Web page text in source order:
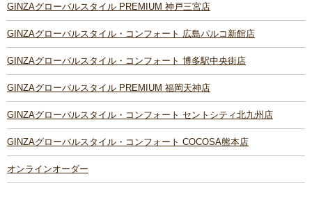
GINZAグローバルスタイル PREMIUM 神戸三宮店
GINZAグローバルスタイル・コンフォート 広島パルコ新館店
GINZAグローバルスタイル・コンフォート 博多駅中央街店
GINZAグローバルスタイル PREMIUM 福岡天神店
GINZAグローバルスタイル・コンフォート セントシティ北九州店
GINZAグローバルスタイル・コンフォート COCOSA熊本店
オンラインオーダー